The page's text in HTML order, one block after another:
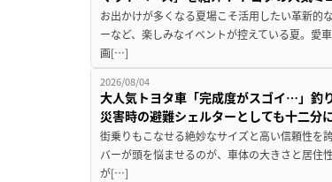
お出かけが多くなる夏場こそ活用したい革新的
ーなど、楽しみなイベントが控えている夏。愛
画[…]
2026/08/04
大人気トヨタ車「完成度がスゴイ…」釣
災害時の避難シェルターとしても十二分
街乗りもこなせる絶妙なサイズと高い信頼性を
バーが頭を悩ませるのが、車体の大きさと居住
が[…]